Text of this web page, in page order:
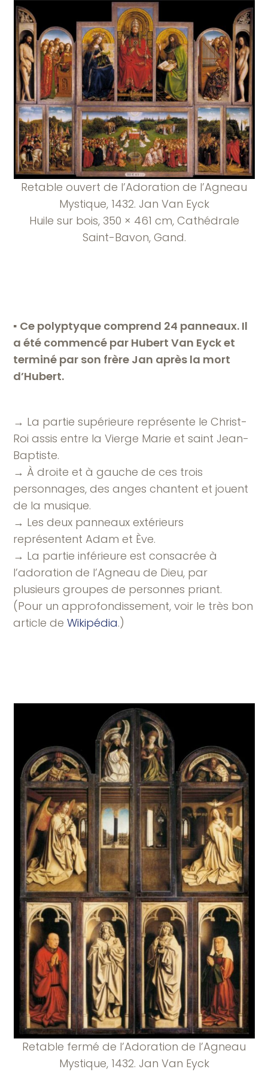
Retable ouvert de l’Adoration de l’Agneau
Mystique, 1432. Jan Van Eyck
Huile sur bois, 350 × 461 cm, Cathédrale
Saint-Bavon, Gand.
▪︎ Ce polyptyque comprend 24 panneaux. Il
a été commencé par Hubert Van Eyck et
terminé par son frère Jan après la mort
d’Hubert.
→ La partie supérieure représente le Christ-
Roi assis entre la Vierge Marie et saint Jean-
Baptiste.
→ À droite et à gauche de ces trois
personnages, des anges chantent et jouent
de la musique.
→ Les deux panneaux extérieurs
représentent Adam et Ève.
→ La partie inférieure est consacrée à
l’adoration de l’Agneau de Dieu, par
plusieurs groupes de personnes priant.
(Pour un approfondissement, voir le très bon
article deWikipédia.)
Retable fermé de l’Adoration de l’Agneau
Mystique, 1432. Jan Van Eyck